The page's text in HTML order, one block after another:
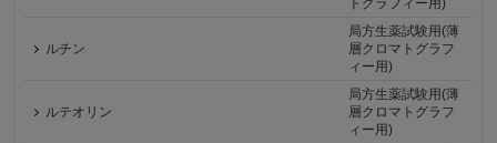
ルチン
局方生薬試験用(薄
層クロマトグラフ
ィー用)
ルテオリン
局方生薬試験用(薄
層クロマトグラフ
ィー用)